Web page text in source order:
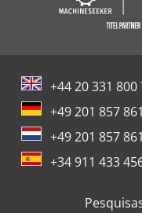
+44 20 331 800
+49 201 857
+49 201 857
+34 911 433